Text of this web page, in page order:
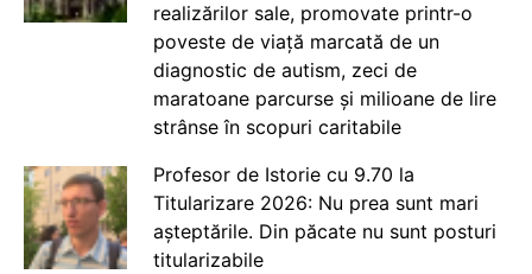
realizărilor sale, promovate printr-o
poveste de viață marcată de un
diagnostic de autism, zeci de
maratoane parcurse și milioane de lire
strânse în scopuri caritabile
Profesor de Istorie cu 9.70 la
Titularizare 2026: Nu prea sunt mari
așteptările. Din păcate nu sunt posturi
titularizabile